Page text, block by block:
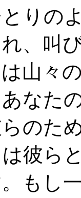
りの
、叫
山々
なた
のた
彼ら
もし